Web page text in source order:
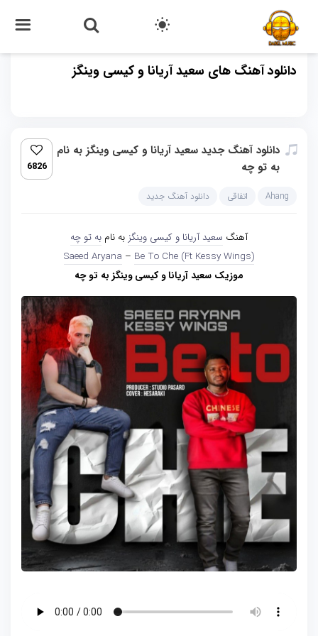
دانلود آهنگ های سعید آریانا و کیسی وینگز
دانلود آهنگ جدید سعید آریانا و کیسی وینگز به نام
به تو چه
6826
Ahang اتفاقی دانلود آهنگ جدید
آهنگ سعید آریانا و کیسی وینگز به نام به تو چه
Saeed Aryana – Be To Che (Ft Kessy Wings)
موزیک سعید آریانا و کیسی وینگز به تو چه